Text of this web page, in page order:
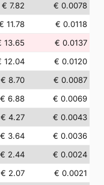
€ 7.82
€ 0.0078
11.78
€ 0.0118
13.65
€ 0.0137
12.04
€ 0.0120
€ 8.70
€ 0.0087
€ 6.88
€ 0.0069
€ 4.27
€ 0.0043
€ 3.64
€ 0.0036
€ 2.44
€ 0.0024
€ 2.07
€ 0.0021